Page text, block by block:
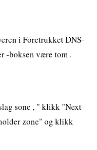
i Foretrukket DNS-
-boksen være tom .
sone , " klikk "Next
zone" og klikk